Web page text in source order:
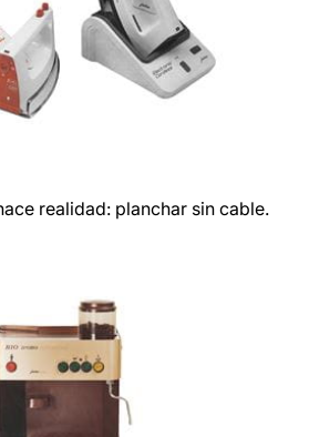
realidad: planchar sin cable.